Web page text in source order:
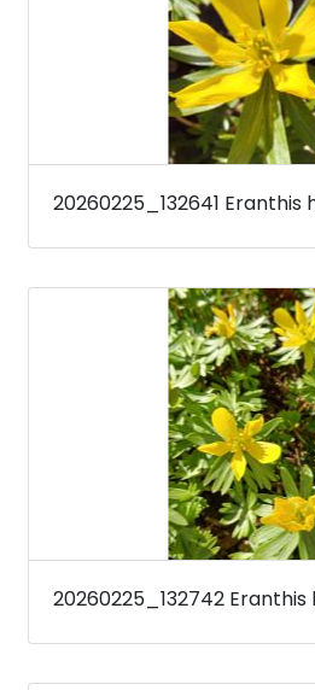
20260225_132641 Eranthis
20260225_132742 Eranthis